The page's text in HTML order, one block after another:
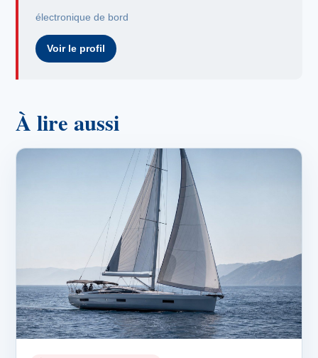
électronique de bord
Voir le profil
À lire aussi